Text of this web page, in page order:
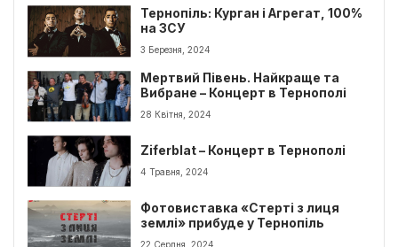
Тернопіль: Курган і Агрегат, 100%
на ЗСУ
3 Березня, 2024
Мертвий Півень. Найкраще та
Вибране – Концерт в Тернополі
28 Квітня, 2024
Ziferblat – Концерт в Тернополі
4 Травня, 2024
Фотовиставка «Стерті з лиця
землі» прибуде у Тернопіль
22 Серпня, 2024